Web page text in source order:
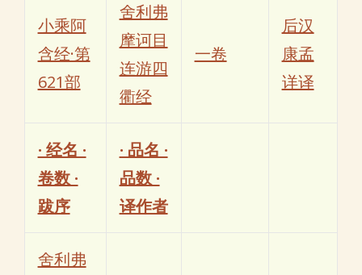
小乘阿
含经·第
621部
舍利弗
摩诃目
连游四
衢经
一卷
后汉
康孟
详译
· 经名 ·
卷数 ·
跋序
· 品名 ·
品数 ·
译作者
舍利弗